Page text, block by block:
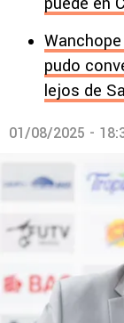
pudo
lejos de
01/08/2025 -